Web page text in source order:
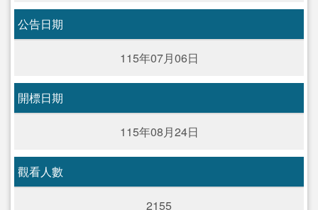
公告日期
115年07月06日
開標日期
115年08月24日
觀看人數
2155